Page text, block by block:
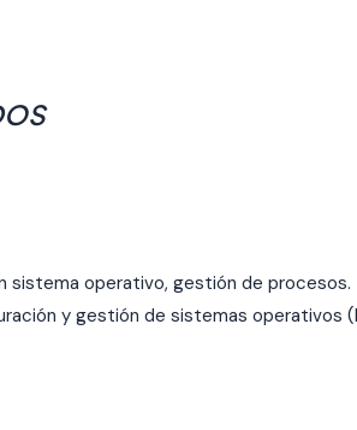
sistema operativo, gestión de procesos.
y gestión de sistemas operativos